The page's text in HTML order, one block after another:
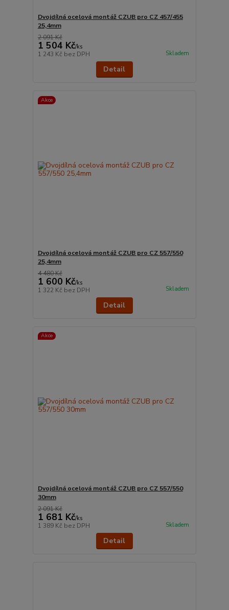
Dvojdílná ocelová montáž CZUB pro CZ 457/455
25,4mm
2 091 Kč
1 504 Kč/ks
1 243 Kč bez DPH Skladem
Detail
Akce
Dvojdílná ocelová montáž CZUB pro CZ 557/550
25,4mm
4 480 Kč
1 600 Kč/ks
1 322 Kč bez DPH Skladem
Detail
Akce
Dvojdílná ocelová montáž CZUB pro CZ 557/550
30mm
2 091 Kč
1 681 Kč/ks
1 389 Kč bez DPH Skladem
Detail